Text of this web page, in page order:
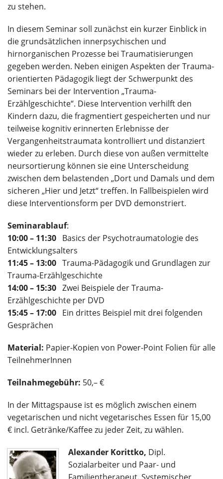
zu stehen.
In diesem Seminar soll zunächst ein kurzer Einblick in
die grundsätzlichen innerpsychischen und
hirnorganischen Prozesse bei Traumatisierungen
gegeben werden. Neben einigen Aspekten der Trauma-
orientierten Pädagogik liegt der Schwerpunkt des
Seminars bei der Intervention „Trauma-
Erzählgeschichte“. Diese Intervention verhilft den
Kindern dazu, die fragmentiert gespeicherten und nur
teilweise kognitiv erinnerten Erlebnisse der
Vergangenheitstraumata kontrolliert und distanziert
wieder zu erleben. Durch diese von außen vermittelte
neursortierung können sie eine Unterscheidung
zwischen dem belastenden „Dort und Damals und dem
sicheren „Hier und Jetzt“ treffen. In Fallbeispielen wird
diese Interventionsform per DVD demonstriert.
Seminarablauf:
10:00 – 11:30 Basics der Psychotraumatologie des
Entwicklungsalters
11:45 – 13:00 Trauma-Pädagogik und Grundlagen zur
Trauma-Erzählgeschichte
14:00 – 15:30 Zwei Beispiele der Trauma-
Erzählgeschichte per DVD
15:45 – 17:00 Ein drittes Beispiel mit drei folgenden
Gesprächen
Material: Papier-Kopien von Power-Point Folien für alle
TeilnehmerInnen
Teilnahmegebühr: 50,– €
In der Mittagspause ist es möglich zwischen einem
vegetarischen und nicht vegetarisches Essen für 15,00
€ incl. Getränke/Kaffee zu jeder Zeit, zu wählen.
Alexander Korittko, Dipl.
Sozialarbeiter und Paar- und